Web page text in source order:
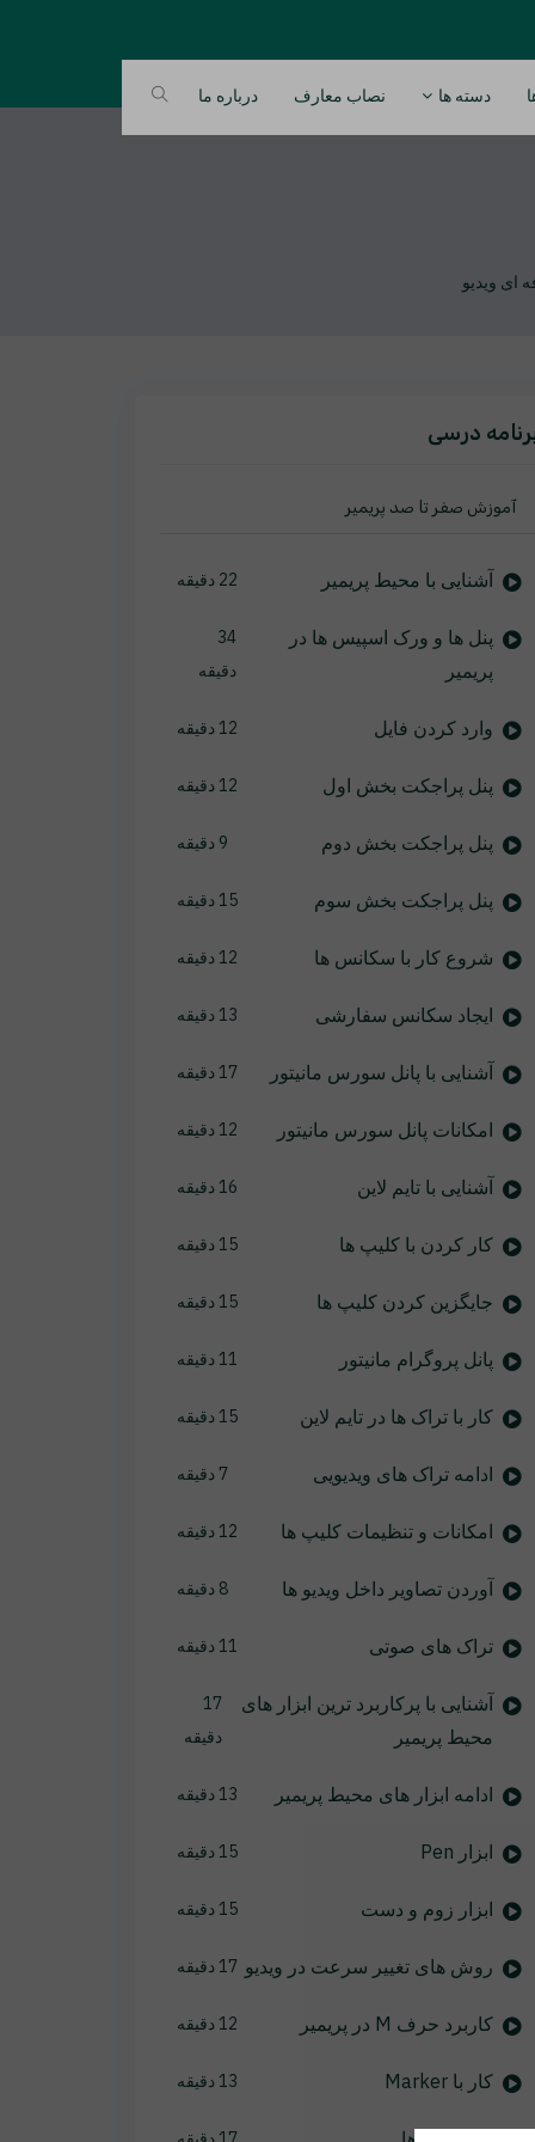
دسته ها نصاب معارف درباره ما
درسی
آموزش صفر تا صد پریمیر
آشنایی با محیط پریمیر 22 دقیقه
پنل ها و ورک اسپیس ها در
پریمیر
34
دقیقه
وارد کردن فایل 12 دقیقه
پنل پراجکت بخش اول 12 دقیقه
پنل پراجکت بخش دوم 9 دقیقه
پنل پراجکت بخش سوم 15 دقیقه
شروع کار با سکانس ها 12 دقیقه
ایجاد سکانس سفارشی 13 دقیقه
آشنایی با پانل سورس مانیتور 17 دقیقه
امکانات پانل سورس مانیتور 12 دقیقه
آشنایی با تایم لاین 16 دقیقه
کار کردن با کلیپ ها 15 دقیقه
جایگزین کردن کلیپ ها 15 دقیقه
پانل پروگرام مانیتور 11 دقیقه
کار با تراک ها در تایم لاین 15 دقیقه
ادامه تراک های ویدیویی 7 دقیقه
امکانات و تنظیمات کلیپ ها 12 دقیقه
آوردن تصاویر داخل ویدیو ها 8 دقیقه
تراک های صوتی 11 دقیقه
آشنایی با پرکاربرد ترین ابزار های
محیط پریمیر
17
دقیقه
ادامه ابزار های محیط پریمیر 13 دقیقه
ابزار Pen 15 دقیقه
ابزار زوم و دست 15 دقیقه
روش های تغییر سرعت در ویدیو 17 دقیقه
کاربرد حرف M در پریمیر 12 دقیقه
کار با Marker 13 دقیقه